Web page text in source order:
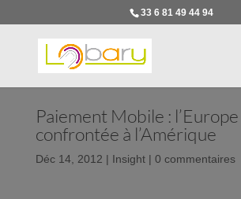
33 6 81 49 44 94
Paiement Mobile : l’Europe
confrontée à l’Amérique
Déc 14, 2012 | Insight| 0 commentaires